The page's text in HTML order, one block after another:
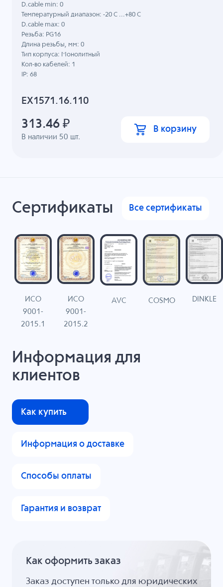
EX1571.16.110
В наличии 50 шт.
D.cable min: 0
Температурный диапазон: -20 C ...+80 C
D.cable max: 0
Резьба: PG16
Длина резьбы, мм: 0
Тип корпуса: Монолитный
Кол-во кабелей: 1
IP: 68
313.46 ₽ В корзину
Сертификаты Все сертификаты
ИСО
9001-
2015.1
ИСО
9001-
2015.2
AVC COSMO DINKLE
Информация для
клиентов
Как купить
Информация о доставке
Способы оплаты
Гарантия и возврат
Как оформить заказ
Заказ доступен только для юридических